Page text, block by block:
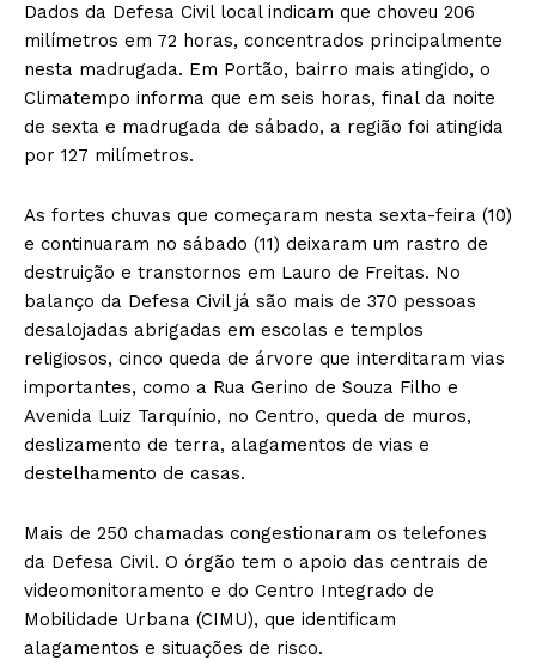
Dados da Defesa Civil local indicam que choveu 206
milímetros em 72 horas, concentrados principalmente
nesta madrugada. Em Portão, bairro mais atingido, o
Climatempo informa que em seis horas, final da noite
de sexta e madrugada de sábado, a região foi atingida
por 127 milímetros.
As fortes chuvas que começaram nesta sexta-feira (10)
e continuaram no sábado (11) deixaram um rastro de
destruição e transtornos em Lauro de Freitas. No
balanço da Defesa Civil já são mais de 370 pessoas
desalojadas abrigadas em escolas e templos
religiosos, cinco queda de árvore que interditaram vias
importantes, como a Rua Gerino de Souza Filho e
Avenida Luiz Tarquínio, no Centro, queda de muros,
deslizamento de terra, alagamentos de vias e
destelhamento de casas.
Mais de 250 chamadas congestionaram os telefones
da Defesa Civil. O órgão tem o apoio das centrais de
videomonitoramento e do Centro Integrado de
Mobilidade Urbana (CIMU), que identificam
alagamentos e situações de risco.